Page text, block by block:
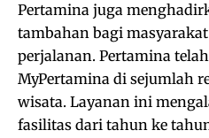
Pertamina juga
tambahan bagi
perjalanan. Pertamina
MyPertamina di sejumlah
wisata. Layanan ini
fasilitas dari tahun ke